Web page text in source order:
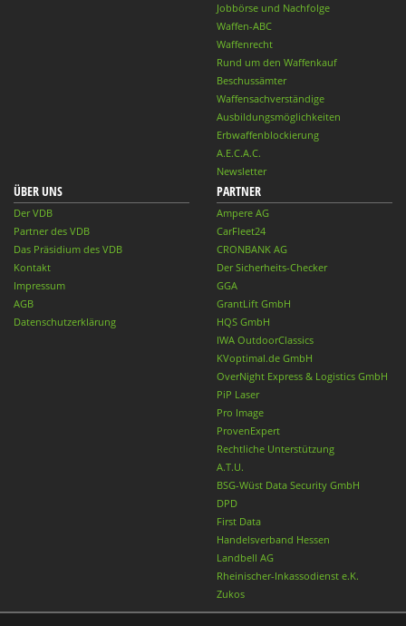
Jobbörse und Nachfolge
Waffen-ABC
Waffenrecht
Rund um den Waffenkauf
Beschussämter
Waffensachverständige
Ausbildungsmöglichkeiten
Erbwaffenblockierung
A.E.C.A.C.
Newsletter
ÜBER UNS
Der VDB
Partner des VDB
Das Präsidium des VDB
Kontakt
Impressum
AGB
Datenschutzerklärung
PARTNER
Ampere AG
CarFleet24
CRONBANK AG
Der Sicherheits-Checker
GGA
GrantLift GmbH
HQS GmbH
IWA OutdoorClassics
KVoptimal.de GmbH
OverNight Express & Logistics GmbH
PiP Laser
Pro Image
ProvenExpert
Rechtliche Unterstützung
A.T.U.
BSG-Wüst Data Security GmbH
DPD
First Data
Handelsverband Hessen
Landbell AG
Rheinischer-Inkassodienst e.K.
Zukos